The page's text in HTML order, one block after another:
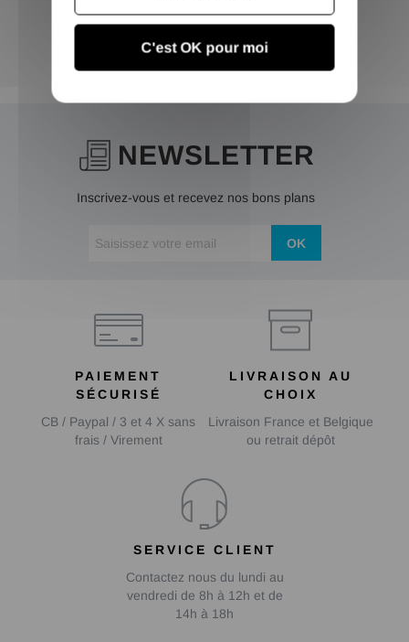
NEWSLETTER
Inscrivez-vous et recevez nos bons plans
OK
PAIEMENT
SÉCURISÉ
CB / Paypal / 3 et 4 X sans
frais / Virement
LIVRAISON AU
CHOIX
Livraison France et Belgique
ou retrait dépôt
SERVICE CLIENT
Contactez nous du lundi au
vendredi de 8h à 12h et de
14h à 18h
C'est OK pour moi